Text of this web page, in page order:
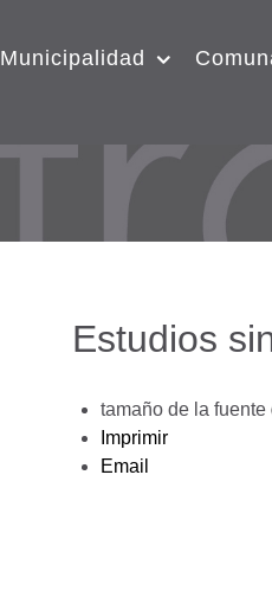
Municipalidad
Estudios
tamaño de la fuente
Imprimir
Email